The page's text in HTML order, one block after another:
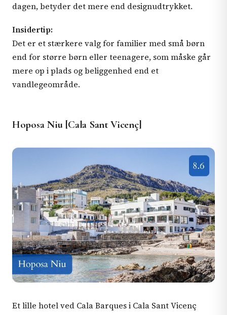
dagen, betyder det mere end designudtrykket.
Insidertip:
Det er et stærkere valg for familier med små børn
end for større børn eller teenagere, som måske går
mere op i plads og beliggenhed end et
vandlegeområde.
Hoposa Niu [Cala Sant Vicenç]
Et lille hotel ved Cala Barques i Cala Sant Vicenç